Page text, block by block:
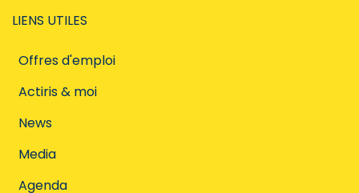
LIENS UTILES
Offres d'emploi
Actiris & moi
News
Media
Agenda